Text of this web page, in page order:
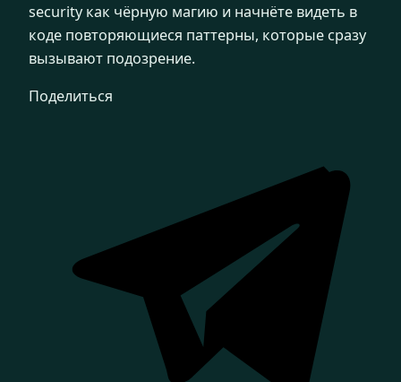
security как чёрную магию и начнёте видеть в
коде повторяющиеся паттерны, которые сразу
вызывают подозрение.
Поделиться